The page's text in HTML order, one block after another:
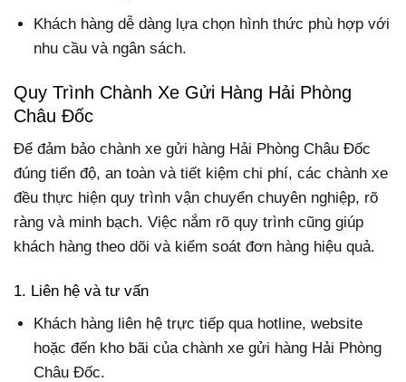
Khách hàng dễ dàng lựa chọn hình thức phù hợp với
nhu cầu và ngân sách.
Quy Trình Chành Xe Gửi Hàng Hải Phòng
Châu Đốc
Để đảm bảo chành xe gửi hàng Hải Phòng Châu Đốc
đúng tiến độ, an toàn và tiết kiệm chi phí, các chành xe
đều thực hiện quy trình vận chuyển chuyên nghiệp, rõ
ràng và minh bạch. Việc nắm rõ quy trình cũng giúp
khách hàng theo dõi và kiểm soát đơn hàng hiệu quả.
1. Liên hệ và tư vấn
Khách hàng liên hệ trực tiếp qua hotline, website
hoặc đến kho bãi của chành xe gửi hàng Hải Phòng
Châu Đốc.